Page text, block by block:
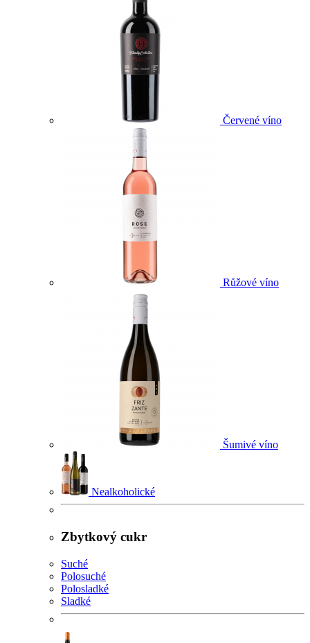
Červené víno
Růžové víno
Šumivé víno
Nealkoholické
Zbytkový cukr
Suché
Polosuché
Polosladké
Sladké